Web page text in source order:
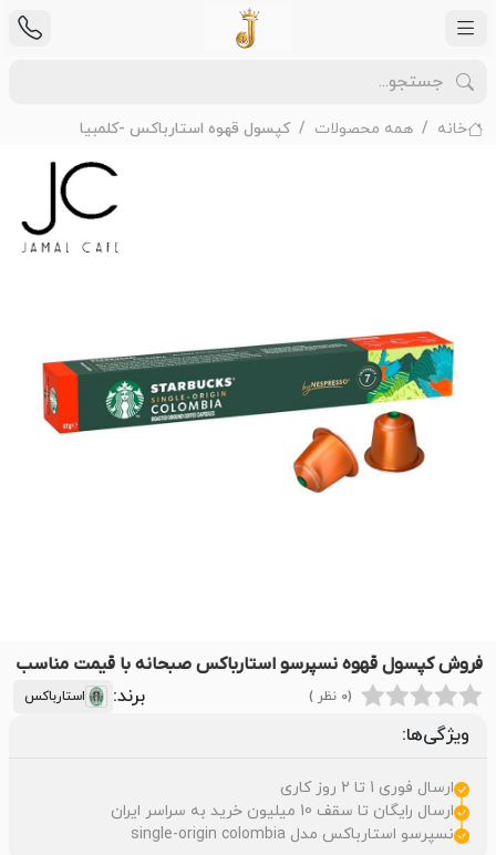
خانه همه محصولات کپسول قهوه استارباکس -کلمبیا
فروش کپسول قهوه نسپرسو استارباکس صبحانه با قیمت مناسب
(0 نظر ) برند: استارباکس
ویژگی‌ها:
ارسال فوری 1 تا 2 روز کاری
ارسال رایگان تا سقف 10 میلیون خرید به سراسر ایران
نسپرسو استارباکس مدل single-origin colombia